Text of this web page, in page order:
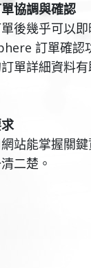
協調與確認
後幾乎可以
訂單確認
單詳細資料
站能掌握關
二楚。